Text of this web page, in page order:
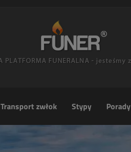
Transport zwłok Stypy Porady